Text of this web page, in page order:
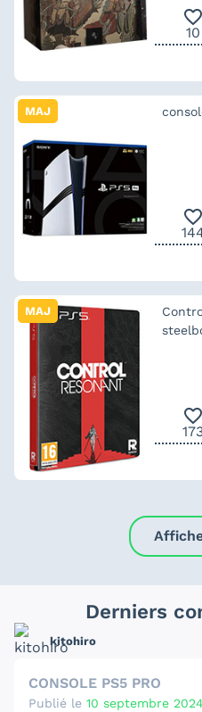
favorite_outline
10
MAJ
favorite_outline
MAJ
favorite_outline
Derniers
kitohiro
CONSOLE PS5 PRO
Publié le 10 septembre